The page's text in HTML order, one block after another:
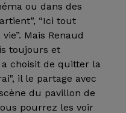
ou dans des
“Ici tout
Mais Renaud
toujours et
choisit de quitter la
il le partage avec
du pavillon de
pourrez les voir